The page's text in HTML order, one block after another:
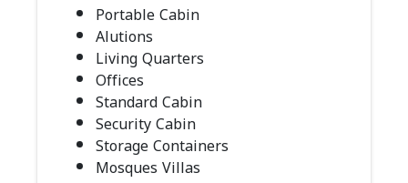
Portable Cabin
Alutions
Living Quarters
Offices
Standard Cabin
Security Cabin
Storage Containers
Mosques Villas